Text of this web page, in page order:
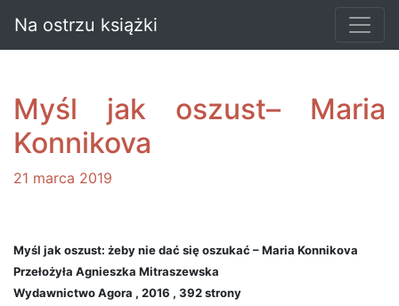
Na ostrzu książki
Myśl jak oszust– Maria
Konnikova
21 marca 2019
Myśl jak oszust: żeby nie dać się oszukać – Maria Konnikova
Przełożyła Agnieszka Mitraszewska
Wydawnictwo Agora , 2016 , 392 strony